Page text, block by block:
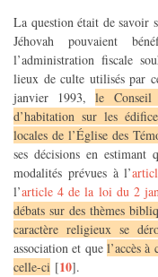
La question était de savoir
Jéhovah pouvaient
l’administration fiscale
lieux de culte utilisés par
janvier 1993,le Conseil
d’habitation sur les
locales de l’Église des
ses décisions en estimant
modalités prévues à l’
l’article 4 de la loi du 2
débats sur des thèmes
caractère religieux se
association et que l’accès à
celle-ci [10].